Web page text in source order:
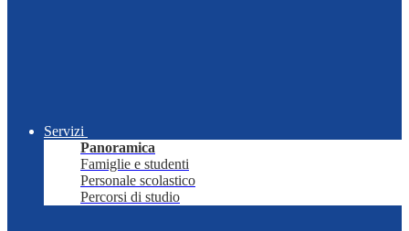
Servizi
Panoramica
Famiglie e studenti
Personale scolastico
Percorsi di studio